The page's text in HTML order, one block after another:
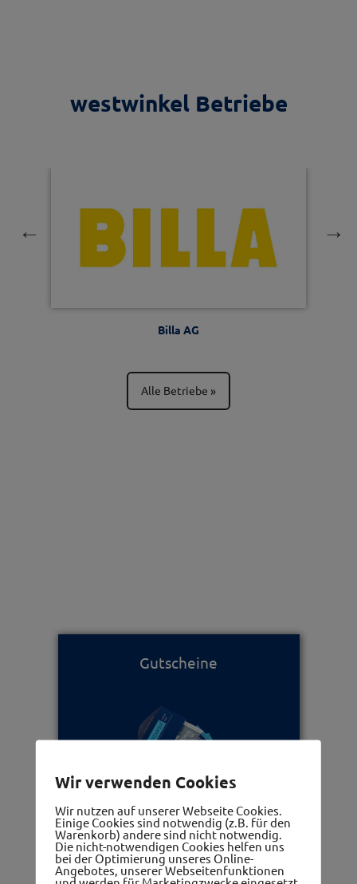
westwinkel Betriebe
Billa AG
Alle Betriebe
Gutscheine
Ärzte, Apotheken, Therapeuten
Wir verwenden Cookies
Wir nutzen auf unserer Webseite Cookies.
Einige Cookies sind notwendig (z.B. für den
Warenkorb) andere sind nicht notwendig.
Die nicht-notwendigen Cookies helfen uns
bei der Optimierung unseres Online-
Angebotes, unserer Webseitenfunktionen